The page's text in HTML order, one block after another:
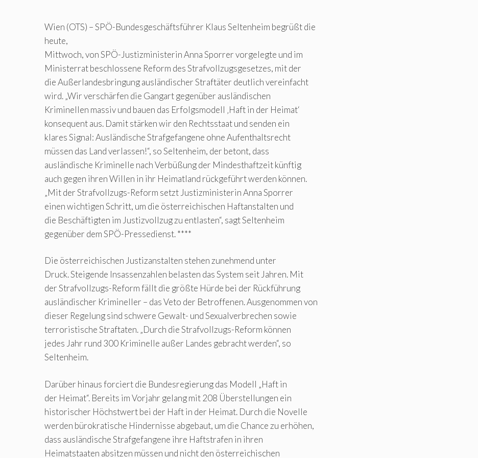
Wien (OTS) – SPÖ-Bundesgeschäftsführer Klaus Seltenheim begrüßt die
heute,
Mittwoch, von SPÖ-Justizministerin Anna Sporrer vorgelegte und im
Ministerrat beschlossene Reform des Strafvollzugsgesetzes, mit der
die Außerlandesbringung ausländischer Straftäter deutlich vereinfacht
wird. „Wir verschärfen die Gangart gegenüber ausländischen
Kriminellen massiv und bauen das Erfolgsmodell ‚Haft in der Heimat‘
konsequent aus. Damit stärken wir den Rechtsstaat und senden ein
klares Signal: Ausländische Strafgefangene ohne Aufenthaltsrecht
müssen das Land verlassen!“, so Seltenheim, der betont, dass
ausländische Kriminelle nach Verbüßung der Mindesthaftzeit künftig
auch gegen ihren Willen in ihr Heimatland rückgeführt werden können.
„Mit der Strafvollzugs-Reform setzt Justizministerin Anna Sporrer
einen wichtigen Schritt, um die österreichischen Haftanstalten und
die Beschäftigten im Justizvollzug zu entlasten“, sagt Seltenheim
gegenüber dem SPÖ-Pressedienst. ****
Die österreichischen Justizanstalten stehen zunehmend unter
Druck. Steigende Insassenzahlen belasten das System seit Jahren. Mit
der Strafvollzugs-Reform fällt die größte Hürde bei der Rückführung
ausländischer Krimineller – das Veto der Betroffenen. Ausgenommen von
dieser Regelung sind schwere Gewalt- und Sexualverbrechen sowie
terroristische Straftaten. „Durch die Strafvollzugs-Reform können
jedes Jahr rund 300 Kriminelle außer Landes gebracht werden“, so
Seltenheim.
Darüber hinaus forciert die Bundesregierung das Modell „Haft in
der Heimat“. Bereits im Vorjahr gelang mit 208 Überstellungen ein
historischer Höchstwert bei der Haft in der Heimat. Durch die Novelle
werden bürokratische Hindernisse abgebaut, um die Chance zu erhöhen,
dass ausländische Strafgefangene ihre Haftstrafen in ihren
Heimatstaaten absitzen müssen und nicht den österreichischen